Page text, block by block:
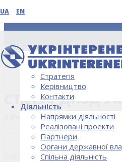
UA EN
Стратегія
Керівництво
Контакти
Діяльність
Напрямки діяльності
Реалізовані проекти
Партнери
Органи державної
Спільна діяльність
НОВИНИ
СТАТУТ ДПЗД
2 Листопада, 2021
Статут ДПЗД Укрінтеренерго